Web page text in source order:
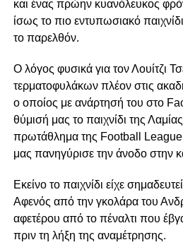
και ένας πρώην κυανόλευκος
ίσως το πιο εντυπωσιακό
το παρελθόν.
Ο λόγος φυσικά για τον Λουίτζι
τερματοφυλάκων πλέον στις
ο οποίος με ανάρτησή του στο
θύμισή μας το παιχνίδι της
πρωτάθλημα της Football
μας πανηγύρισε την άνοδο στην
Εκείνο το παιχνίδι είχε
Αφενός από την γκολάρα του
αφετέρου από το πέναλτι που
πριν τη λήξη της αναμέτρησης.